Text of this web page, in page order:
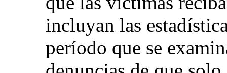
incluyan las
período que se